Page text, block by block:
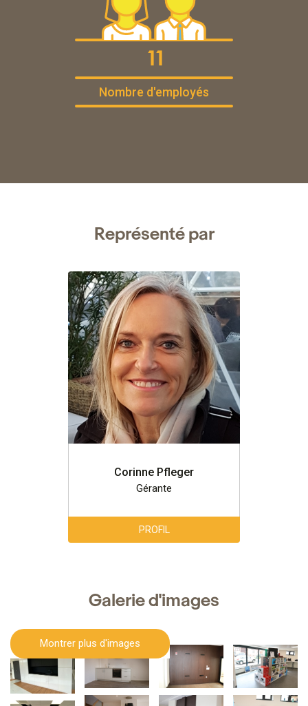
11
Nombre d'employés
Représenté par
Corinne Pfleger
Gérante
PROFIL
Galerie d'images
Montrer plus d'images